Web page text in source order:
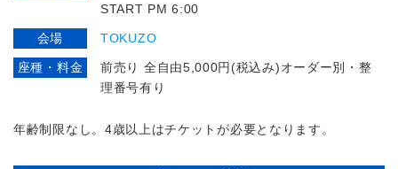
START PM 6:00
会場 TOKUZO
座種・料金
前売り 全自由5,000円(税込み)オーダー別・整
理番号有り
年齢制限なし。4歳以上はチケットが必要となります。